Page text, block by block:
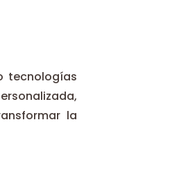
tecnologías
la